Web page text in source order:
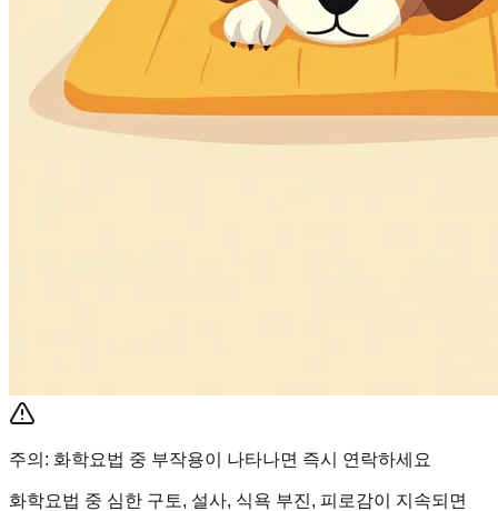
주의: 화학요법 중 부작용이 나타나면 즉시 연락하세요
화학요법 중 심한 구토, 설사, 식욕 부진, 피로감이 지속되면